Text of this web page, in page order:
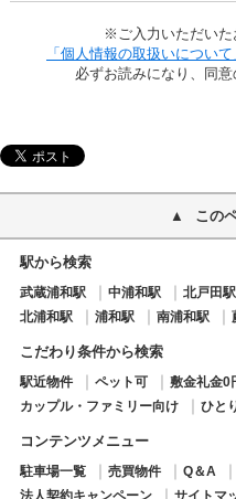
※ご入力いただいた
「個人情報の取扱いについて
必ずお読みになり、同意
この
駅から検索
武蔵浦和駅 中浦和駅 北戸田駅
北浦和駅
浦和駅 南浦和駅
こだわり条件から検索
駅近物件 ペット可 敷金礼金0
カップル・ファミリー向け
ひと
コンテンツメニュー
駐車場一覧 売買物件 Q＆A
法人契約キャンペーン
サイトマ